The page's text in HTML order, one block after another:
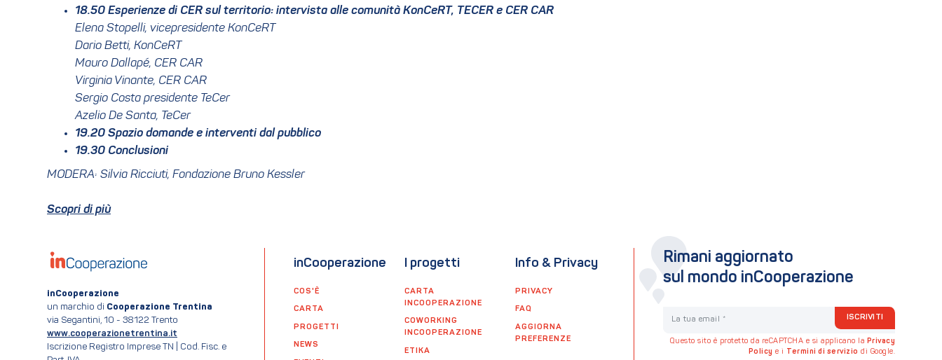
18.50 Esperienze di CER sul territorio: intervista alle comunità KonCeRT, TECER e CER CAR
Elena Stopelli, vicepresidente KonCeRT
Dario Betti, KonCeRT
Mauro Dallapé, CER CAR
Virginia Vinante, CER CAR
Sergio Costa presidente TeCer
Azelio De Santa, TeCer
19.20 Spazio domande e interventi dal pubblico
19.30 Conclusioni
MODERA: Silvia Ricciuti, Fondazione Bruno Kessler
Scopri di più
inCooperazione
un marchio di Cooperazione Trentina
via Segantini, 10 - 38122 Trento
www.cooperazionetrentina.it
Iscrizione Registro Imprese TN | Cod. Fisc. e
inCooperazione
COS'È
CARTA
PROGETTI
NEWS
I progetti
CARTA
INCOOPERAZIONE
COWORKING
INCOOPERAZIONE
ETIKA
Info & Privacy
PRIVACY
FAQ
AGGIORNA
PREFERENZE
Rimani aggiornato
sul mondo inCooperazione
ISCRIVITI
Questo sito è protetto da reCAPTCHA e si applicano la Privacy
Policy e i Termini di servizio di Google.